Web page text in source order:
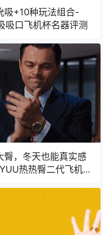
吸+10种玩法组合-
吸口飞机杯名器评测
臀，冬天也能真实感
热热臀二代飞机杯